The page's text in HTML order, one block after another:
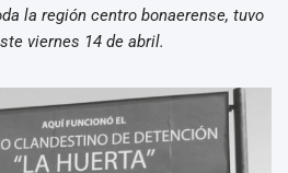
la región centro bonaerense, tuvo
viernes 14 de abril.